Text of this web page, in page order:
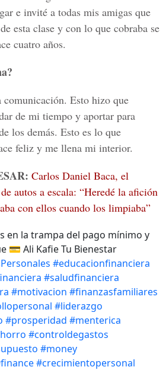
e invité a todas mis amigas que
esta clase y con lo que cobraba se
cuatro años.
comunicación. Esto hizo que
de mi tiempo y aportar para
los demás. Esto es lo que
feliz y me llena mi interior.
Carlos Daniel Baca, el
autos a escala: “Heredé la afición
con ellos cuando los limpiaba”
en la trampa del pago mínimo y
💳 Ali Kafie Tu Bienestar
#educacionfinanciera
#saludfinanciera
#motivacion #finanzasfamiliares
#liderazgo
#prosperidad #menterica
#controldegastos
#money
#crecimientopersonal